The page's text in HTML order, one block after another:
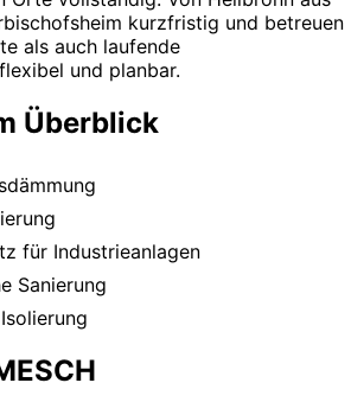
kurzfristig und betreuen
als auch laufende
und planbar.
Überblick
für Industrieanlagen
Sanierung